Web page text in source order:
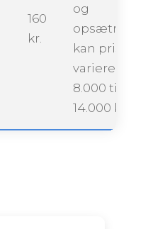
160
kr.
og
opsætning
kan prisen
variere fra
8.000 til
14.000